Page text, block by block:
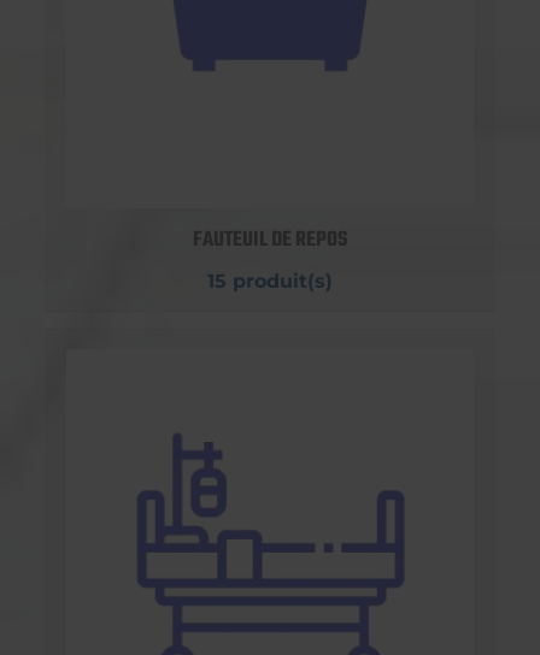
FAUTEUIL DE REPOS
15 produit(s)